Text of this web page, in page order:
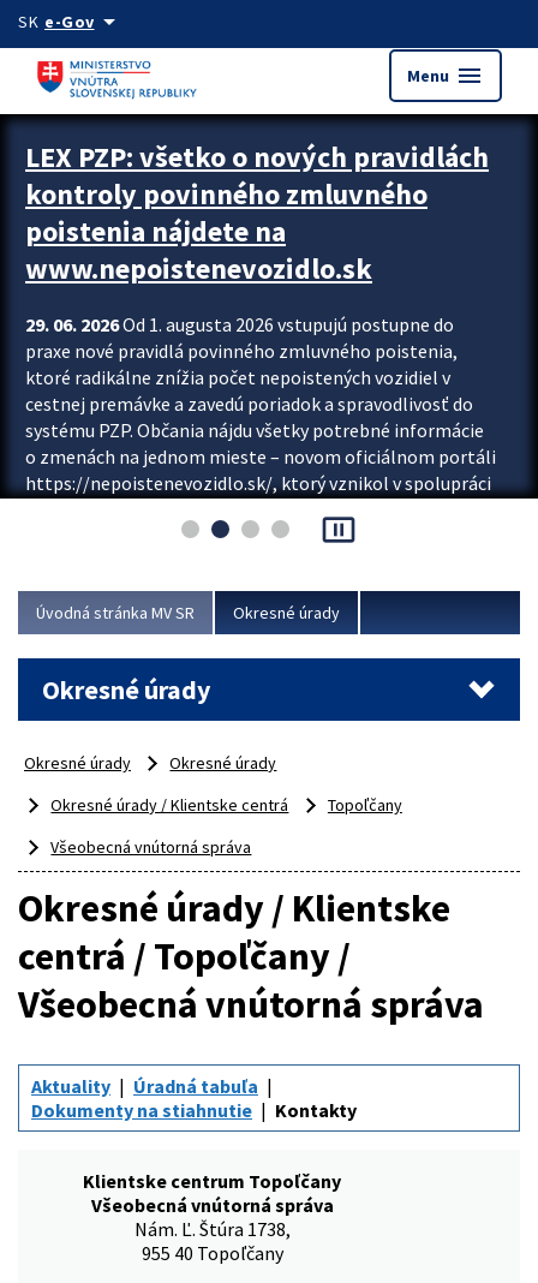
Preskocit na hlavný obsah
SK e-Govarrow_drop_down
Menu menu
Zastavit automatický posun upútavok
LEX PZP: všetko o nových pravidlách
kontroly povinného zmluvného
poistenia nájdete na
www.nepoistenevozidlo.sk
29. 06. 2026Od 1. augusta 2026 vstupujú postupne do
praxe nové pravidlá povinného zmluvného poistenia,
ktoré radikálne znížia počet nepoistených vozidiel v
cestnej premávke a zavedú poriadok a spravodlivosť do
systému PZP. Občania nájdu všetky potrebné informácie
o zmenách na jednom mieste – novom oficiálnom portáli
https://nepoistenevozidlo.sk/, ktorý vznikol v spolupráci
asociácie poisťovní (SLASPO) a Ministerstva vnútra SR.
Viac
pause_presentation
Úvodná stránka MV SR Okresné úrady
Okresné úrady
Okresné úrady
Okresné úrady
Okresné úrady / Klientske centrá
Topoľčany
Všeobecná vnútorná správa
Okresné úrady / Klientske
centrá / Topoľčany /
Všeobecná vnútorná správa
Aktuality
Úradná tabuľa
Dokumenty na stiahnutie
Kontakty
Klientske centrum Topoľčany
Všeobecná vnútorná správa
Nám. Ľ. Štúra 1738,
955 40 Topoľčany